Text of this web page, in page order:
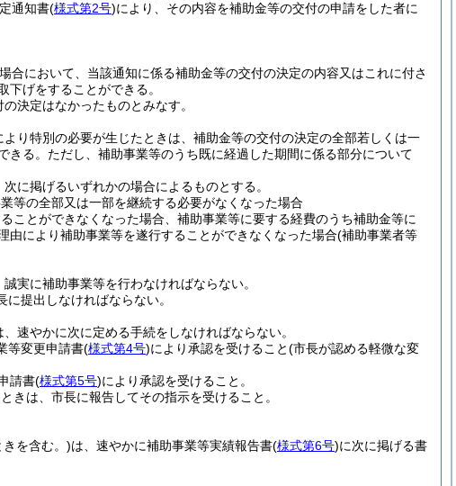
通知書(様式第2号)により、その内容を補助金等の交付の申請をした者に
合において、当該通知に係る補助金等の交付の決定の内容又はこれに付さ
げをすることができる。
決定はなかったものとみなす。
り特別の必要が生じたときは、補助金等の交付の決定の全部若しくは一
きる。 ただし、補助事業等のうち既に経過した期間に係る部分について
に掲げるいずれかの場合によるものとする。
等の全部又は一部を継続する必要がなくなった場合
ことができなくなった場合、補助事業等に要する経費のうち補助金等に
により補助事業等を遂行することができなくなった場合(補助事業者等
実に補助事業等を行わなければならない。
に提出しなければならない。
速やかに次に定める手続をしなければならない。
等変更申請書(様式第4号)により承認を受けること(市長が認める軽微な変
請書(様式第5号)により承認を受けること。
きは、市長に報告してその指示を受けること。
を含む。)は、速やかに補助事業等実績報告書(様式第6号)に次に掲げる書